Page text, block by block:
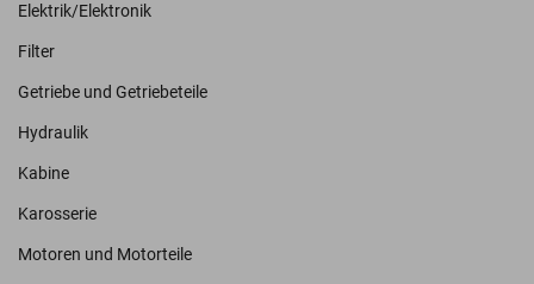
Elektrik/Elektronik
Filter
Getriebe und Getriebeteile
Hydraulik
Kabine
Karosserie
Motoren und Motorteile